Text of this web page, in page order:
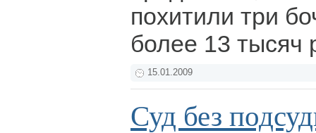
похитили три
более 13 тысяч
15.01.2009
Суд без